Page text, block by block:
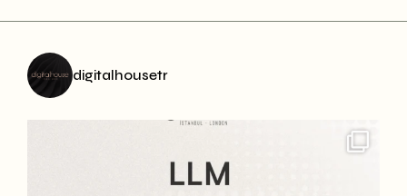
digitalhousetr